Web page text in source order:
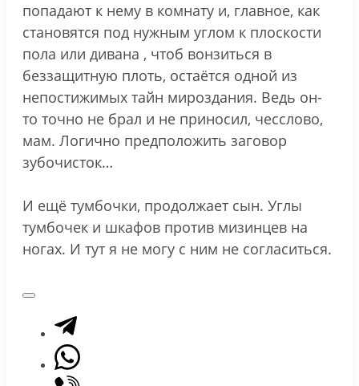
попадают к нему в комнату и, главное, как
становятся под нужным углом к плоскости
пола или дивана , чтоб вонзиться в
беззащитную плоть, остаётся одной из
непостижимых тайн мироздания. Ведь он-
то точно не брал и не приносил, чесслово,
мам. Логично предположить заговор
зубочисток…
И ещё тумбочки, продолжает сын. Углы
тумбочек и шкафов против мизинцев на
ногах. И тут я не могу с ним не согласиться.